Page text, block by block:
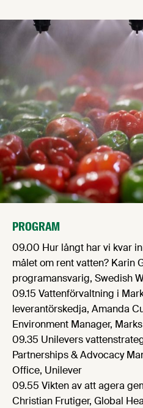
PROGRAM
09.00 Hur långt har vi kvar
målet om rent vatten? Karin
programansvarig, Swedish
09.15 Vattenförvaltning i
leverantörskedja, Amanda
Environment Manager,
09.35 Unilevers
Partnerships & Advocacy
Office, Unilever
09.55 Vikten av att agera
Christian Frutiger, Global